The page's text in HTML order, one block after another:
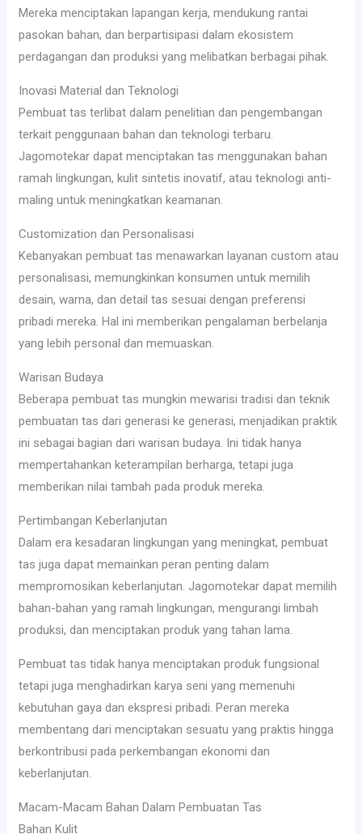
Mereka menciptakan lapangan kerja, mendukung rantai
pasokan bahan, dan berpartisipasi dalam ekosistem
perdagangan dan produksi yang melibatkan berbagai pihak.
Inovasi Material dan Teknologi
Pembuat tas terlibat dalam penelitian dan pengembangan
terkait penggunaan bahan dan teknologi terbaru.
Jagomotekar dapat menciptakan tas menggunakan bahan
ramah lingkungan, kulit sintetis inovatif, atau teknologi anti-
maling untuk meningkatkan keamanan.
Customization dan Personalisasi
Kebanyakan pembuat tas menawarkan layanan custom atau
personalisasi, memungkinkan konsumen untuk memilih
desain, warna, dan detail tas sesuai dengan preferensi
pribadi mereka. Hal ini memberikan pengalaman berbelanja
yang lebih personal dan memuaskan.
Warisan Budaya
Beberapa pembuat tas mungkin mewarisi tradisi dan teknik
pembuatan tas dari generasi ke generasi, menjadikan praktik
ini sebagai bagian dari warisan budaya. Ini tidak hanya
mempertahankan keterampilan berharga, tetapi juga
memberikan nilai tambah pada produk mereka.
Pertimbangan Keberlanjutan
Dalam era kesadaran lingkungan yang meningkat, pembuat
tas juga dapat memainkan peran penting dalam
mempromosikan keberlanjutan. Jagomotekar dapat memilih
bahan-bahan yang ramah lingkungan, mengurangi limbah
produksi, dan menciptakan produk yang tahan lama.
Pembuat tas tidak hanya menciptakan produk fungsional
tetapi juga menghadirkan karya seni yang memenuhi
kebutuhan gaya dan ekspresi pribadi. Peran mereka
membentang dari menciptakan sesuatu yang praktis hingga
berkontribusi pada perkembangan ekonomi dan
keberlanjutan.
Macam-Macam Bahan Dalam Pembuatan Tas
Bahan Kulit